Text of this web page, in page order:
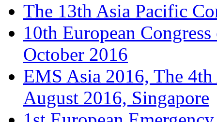
The 13th Asia Pacific
10th European
October 2016
EMS Asia 2016, The
August 2016, Singapore